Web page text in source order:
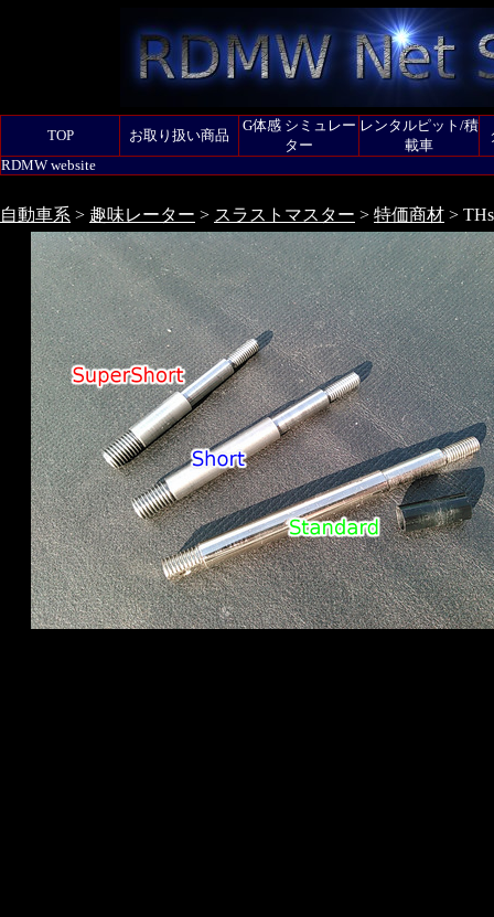
TOP お取り扱い商品
G体感 シミュレー
ター
レンタルピット/積
載車
RDMW website
自動車系 > 趣味レーター > スラストマスター > 特価商材 >